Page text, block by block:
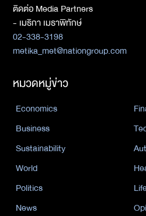
ติดต่อ Media Partners
- เมธิกา เมธาพิทักษ์
02-338-3198
metika_met@nationgroup.com
หมวดหมู่ข่าว
Economics
Business
Sustainability
World
Politics
News